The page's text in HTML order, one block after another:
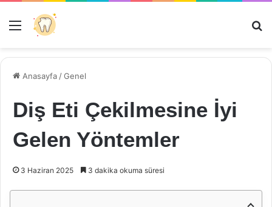
Menü
Anasayfa /Genel
Diş Eti Çekilmesine İyi
Gelen Yöntemler
3 Haziran 2025 3 dakika okuma süresi